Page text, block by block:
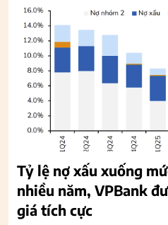
Tỷ lệ nợ xấu xuống
nhiều năm, VPBank
giá tích cực